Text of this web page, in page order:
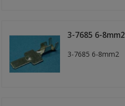
3-7685 6-8mm2
3-7685 6-8mm2